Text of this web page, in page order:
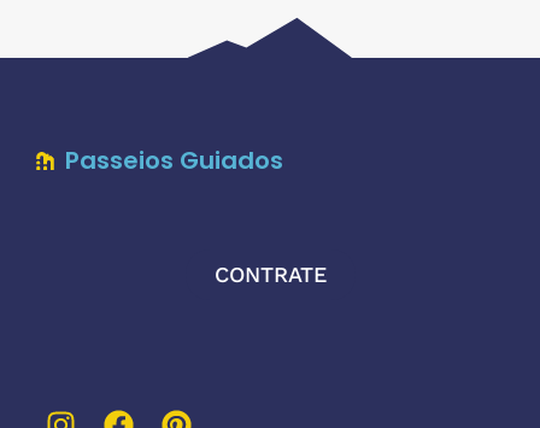
Passeios Guiados
CONTRATE